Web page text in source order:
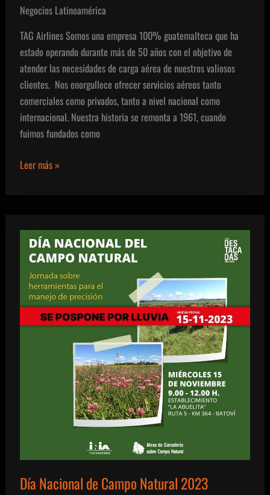
Negocios Latinoamérica
TAG Airlines Somos una empresa 100% guatemalteca que ha
estado operando durante más de 50 años con el objetivo de
atender las necesidades de carga aérea de nuestros valiosos
clientes. Nos enorgullece ofrecer servicios aéreos tanto
comerciales como privados, tanto a nivel nacional como
internacional. Nuestra historia se remonta a 1961, cuando
fuimos fundados como
TAG
Leer más »
Día Nacional de Campo Natural 2023